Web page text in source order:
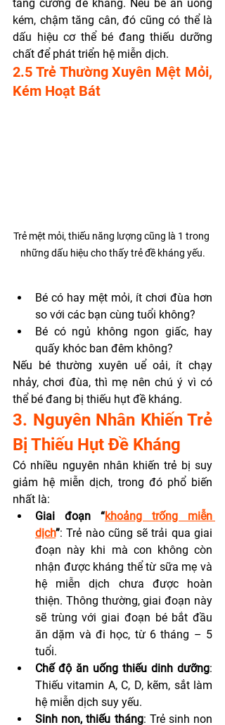
tăng cường đề kháng. Nếu bé ăn uống
kém, chậm tăng cân, đó cũng có thể là
dấu hiệu cơ thể bé đang thiếu dưỡng
chất để phát triển hệ miễn dịch.
2.5 Trẻ Thường Xuyên Mệt Mỏi,
Kém Hoạt Bát
Trẻ mệt mỏi, thiếu năng lượng cũng là 1 trong
những dấu hiệu cho thấy trẻ đề kháng yếu.
Bé có hay mệt mỏi, ít chơi đùa hơn
so với các bạn cùng tuổi không?
Bé có ngủ không ngon giấc, hay
quấy khóc ban đêm không?
Nếu bé thường xuyên uể oải, ít chạy
nhảy, chơi đùa, thì mẹ nên chú ý vì có
thể bé đang bị thiếu hụt đề kháng.
3. Nguyên Nhân Khiến Trẻ
Bị Thiếu Hụt Đề Kháng
Có nhiều nguyên nhân khiến trẻ bị suy
giảm hệ miễn dịch, trong đó phổ biến
nhất là:
Giai đoạn “khoảng trống miễn
dịch”: Trẻ nào cũng sẽ trải qua giai
đoạn này khi mà con không còn
nhận được kháng thể từ sữa mẹ và
hệ miễn dịch chưa được hoàn
thiện. Thông thường, giai đoạn này
sẽ trùng với giai đoạn bé bắt đầu
ăn dặm và đi học, từ 6 tháng – 5
tuổi.
Chế độ ăn uống thiếu dinh dưỡng:
Thiếu vitamin A, C, D, kẽm, sắt làm
hệ miễn dịch suy yếu.
Sinh non, thiếu tháng: Trẻ sinh non